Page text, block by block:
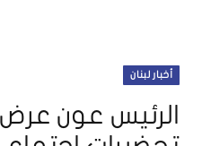
أخبار لبنان
الرئيس عون